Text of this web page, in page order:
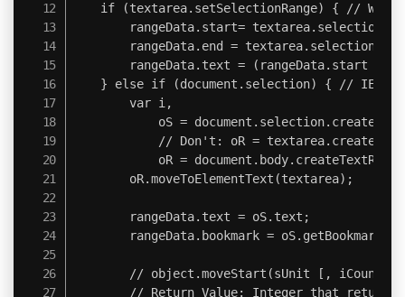
    if (textarea.setSelectionRange) { // W3C
rangeData.start=
        rangeData.end = textarea.selectionEnd;
rangeData.text = (rangeData.start !=
    } else if (document.selection) { // IE
        var i,
oS =
// Don't: oR =
oR =
        oR.moveToElementText(textarea);
        rangeData.text = oS.text;
        rangeData.bookmark = oS.getBookmark();
        // object.moveStart(sUnit [, iCount])
// Return Value: Integer that returns